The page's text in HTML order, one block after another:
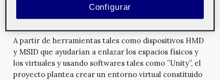
actividades en las que participan centros de educación
primaria y secundaria.
A partir de herramientas tales como dispositivos HMD
y MSID que ayudarían a enlazar los espacios físicos y
los virtuales y usando softwares tales como ”Unity”, el
proyecto plantea crear un entorno virtual constituido
Configurar